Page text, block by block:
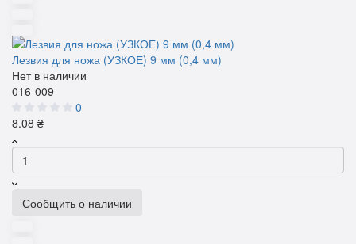
Лезвия для ножа (УЗКОЕ) 9 мм (0,4 мм)
Нет в наличии
016-009
0
8.08 ₴
Сообщить о наличии